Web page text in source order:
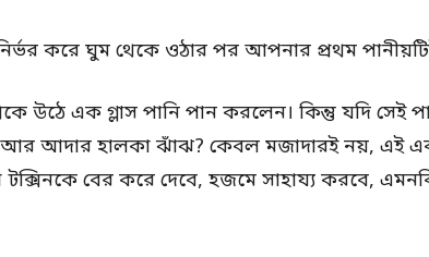
করে ঘুম থেকে ওঠার পর আপনার প্রথম
উঠে এক গ্লাস পানি পান করলেন। কিন্তু যদি সেই
আর আদার হালকা ঝাঁঝ? কেবল মজাদারই নয়, এই
বের করে দেবে, হজমে সাহায্য করবে,